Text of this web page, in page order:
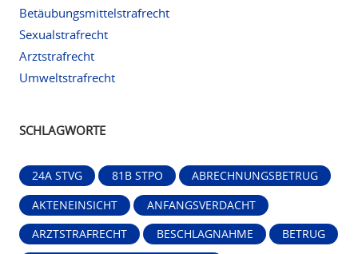
Betäubungsmittelstrafrecht
Sexualstrafrecht
Arztstrafrecht
Umweltstrafrecht
SCHLAGWORTE
24A STVG 81B STPO ABRECHNUNGSBETRUG
AKTENEINSICHT ANFANGSVERDACHT
ARZTSTRAFRECHT BESCHLAGNAHME BETRUG